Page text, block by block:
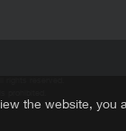
the website, you